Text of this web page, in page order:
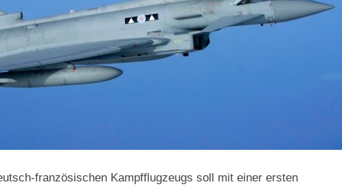
französischen Kampfflugzeugs soll mit einer ersten